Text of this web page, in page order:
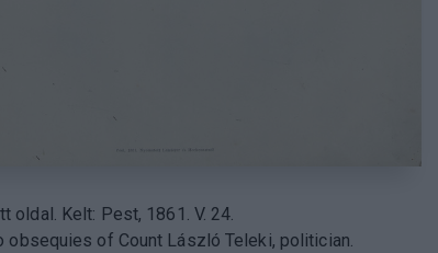
oldal. Kelt: Pest, 1861. V. 24.
obsequies of Count László Teleki, politician.